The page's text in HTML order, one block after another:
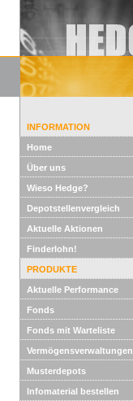
INFORMATION
Home
Über uns
Wieso Hedge?
Depotstellenvergleich
Aktuelle Aktionen
Finderlohn!
PRODUKTE
Aktuelle Performance
Fonds
Fonds mit Warteliste
Vermögensverwaltungen
Musterdepots
Infomaterial bestellen